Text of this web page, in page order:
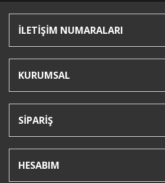
İLETİŞİM NUMARALARI
KURUMSAL
SİPARİŞ
HESABIM